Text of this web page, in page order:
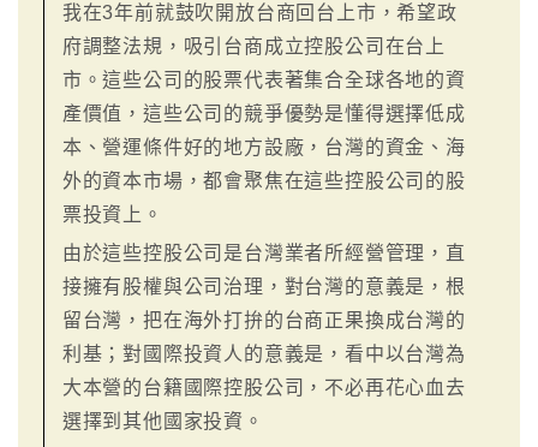
我在3年前就鼓吹開放台商回台上市，希望政
府調整法規，吸引台商成立控股公司在台上
市。這些公司的股票代表著集合全球各地的資
產價值，這些公司的競爭優勢是懂得選擇低成
本、營運條件好的地方設廠，台灣的資金、海
外的資本市場，都會聚焦在這些控股公司的股
票投資上。
由於這些控股公司是台灣業者所經營管理，直
接擁有股權與公司治理，對台灣的意義是，根
留台灣，把在海外打拚的台商正果換成台灣的
利基；對國際投資人的意義是，看中以台灣為
大本營的台籍國際控股公司，不必再花心血去
選擇到其他國家投資。